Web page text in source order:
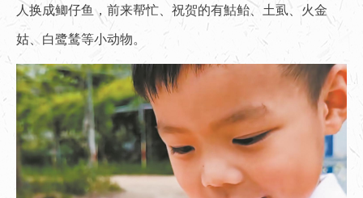
人换成鲫仔鱼，前来帮忙、祝贺的有鮕鲐、土虱、火金
姑、白鹭鸶等小动物。